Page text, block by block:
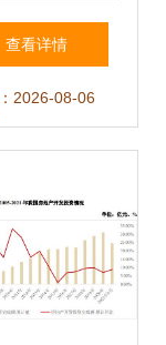
社区服务新
趋势
查看详情
2026-08-06